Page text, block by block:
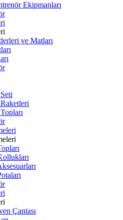
Ekipmanları
ve Matları
Çantası